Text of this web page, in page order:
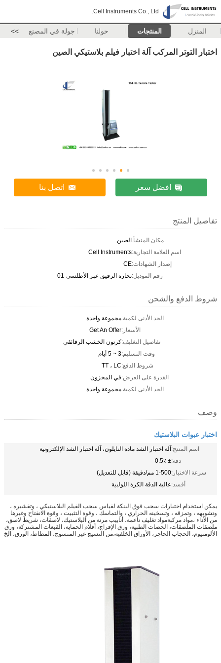
Cell Instruments Co., Ltd.
المنزل المنتجات حولنا جولة في المصنع >>
اختبار التوتر المركب آلة اختبار فيلم بلاستيكي الصين
افضل سعر اتصل بنا
تفاصيل المنتج
مكان المنشأ:الصين
اسم العلامة التجارية:Cell Instruments
إصدار الشهادات:CE
رقم الموديل:تجارة الرقيق عبر الأطلسي-01
شروط الدفع والشحن
الحد الأدنى لكمية:مجموعة واحدة
الأسعار:Get An Offer
تفاصيل التغليف:كرتون الخشب الرقائقي
وقت التسليم:3 ~ 5 أيام
شروط الدفع:TT ، LC
القدرة على العرض:في المخزون
الحد الأدنى لكمية:مجموعة واحدة
وصف
اختبار عبوات البلاستيك
اسم المنتج:آلة اختبار الشد مادة النايلون، آلة اختبار الشد الإلكترونية
دقة:± 0.5٪
سرعة الاختبار:1-500 مم/دقيقة (قابل للتعديل)
أفسد:عالية الدقة الكرة اللولبية
يمكن استخدام اختبارات سحب فوق البنكة لقياس سحب الفيلم البلاستيكي ، وتقشيره ،
وتشويهه ، وتمزقه ، وتسخينه الحراري ، والتماسك ، وقوة التثبيت ، وقوة الانفتاح وغيرها
من الأداء ،مواد مركبةمواد تغليف ناعمة، أنابيب مرنة من البلاستيك، لاصقات، شريط لاصق،
ملصقات الملصقات، الجصات الطبية، ورق الإفراج، أفلام الحماية، القبعات المشتركة، ورق
الألومنيوم، الحجاب الحاجز، الأوراق الخلفية،من النسيج غير المنسوج، المطاط، الورق، الخ